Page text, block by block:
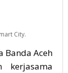
City.
Banda Aceh
kerjasama